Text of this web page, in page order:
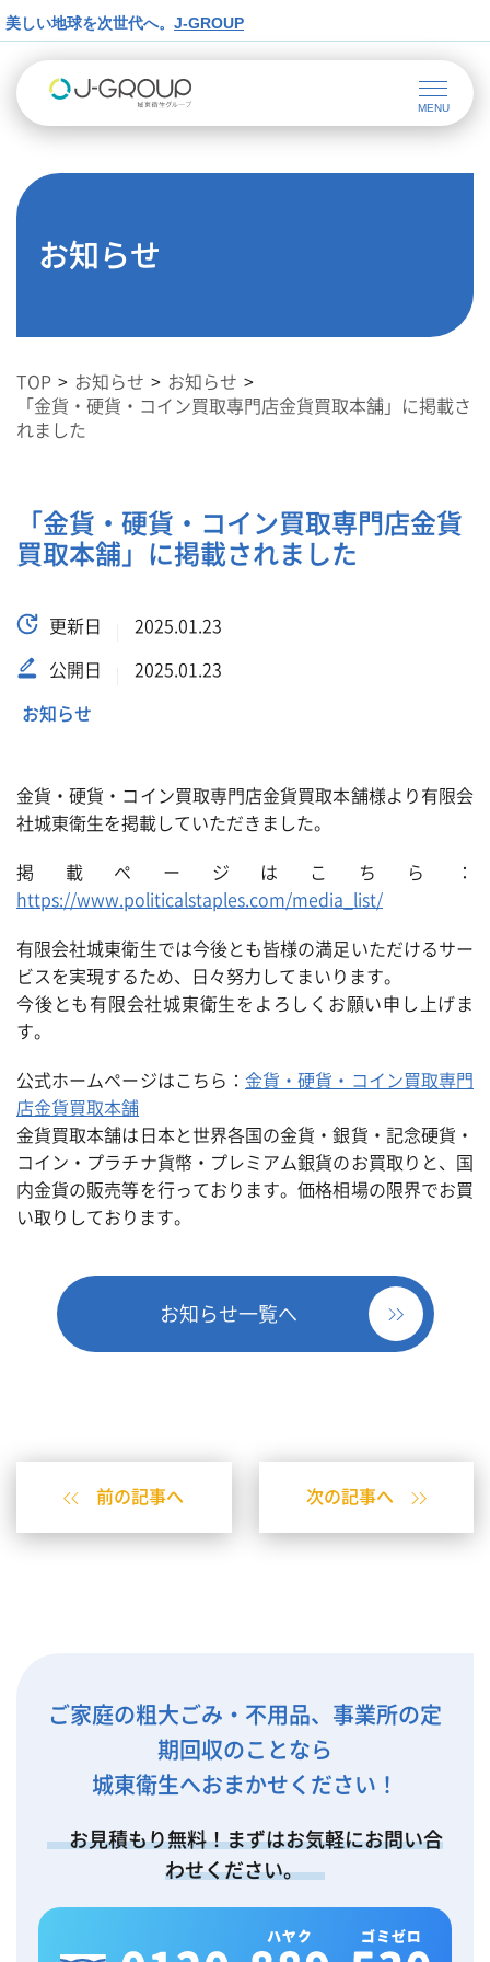
美しい地球を次世代へ。 J-GROUP
お知らせ
TOP お知らせ
お知らせ
「金貨・硬貨・コイン買取専門店金貨買取本舗」に掲載さ
れました
「金貨・硬貨・コイン買取専門店金貨
買取本舗」に掲載されました
更新日 2025.01.23
公開日 2025.01.23
お知らせ
金貨・硬貨・コイン買取専門店金貨買取本舗様より有限会
社城東衛生を掲載していただきました。
掲載ページはこちら：
https://www.politicalstaples.com/media_list/
有限会社城東衛生では今後とも皆様の満足いただけるサー
ビスを実現するため、日々努力してまいります。
今後とも有限会社城東衛生をよろしくお願い申し上げま
す。
公式ホームページはこちら： 金貨・硬貨・コイン買取専門
店金貨買取本舗
金貨買取本舗は日本と世界各国の金貨・銀貨・記念硬貨・
コイン・プラチナ貨幣・プレミアム銀貨のお買取りと、国
内金貨の販売等を行っております。価格相場の限界でお買
い取りしております。
お知らせ一覧へ
前の記事へ 次の記事へ
ご家庭の粗大ごみ・不用品、事業所の定
期回収のことなら
城東衛生へおまかせください！
お見積もり無料！まずはお気軽にお問い合
わせください。